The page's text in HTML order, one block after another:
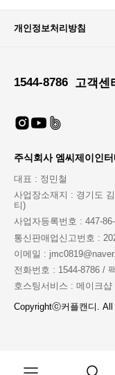
개인정보처리방침
1544-8786 고객센
주식회사 엠씨제이인
대표 : 정민철
사업장소재지 : 경기도
티)
사업자등록번호 : 447-
통신판매업신고번호 :
이메일 :
전화번호 : 1544-8786 /
호스팅서비스 : 메이크샵
Copyrightⓒ커플캔디. All